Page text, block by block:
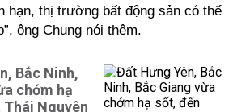
hạn, thị trường bất động sản có thể
ông Chung nói thêm.
Bắc Ninh,
chớm hạ
Nguyên